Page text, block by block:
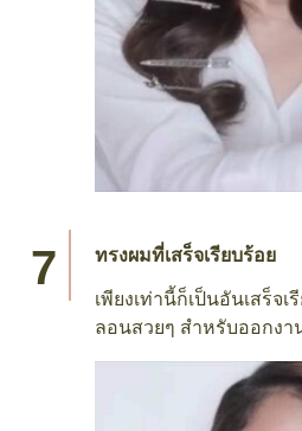
ทรงผมที่เสร็จเรียบร้อย
เพียงเท่านี้ก็เป็นอันเสร็จ
ลอนสวยๆ สำหรับออกงา